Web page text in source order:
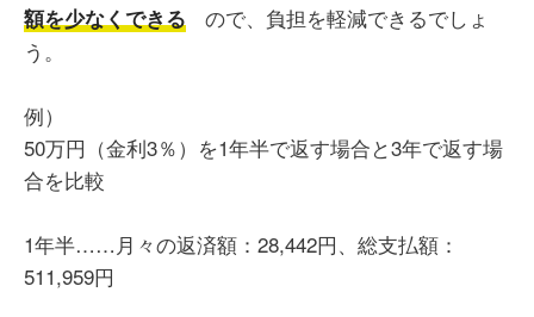
額を少なくできる
ので、負担を軽減できるでしょ
う。
例）
50万円（金利3％）を1年半で返す場合と3年で返す場
合を比較
1年半……月々の返済額：28,442円、総支払額：
511,959円